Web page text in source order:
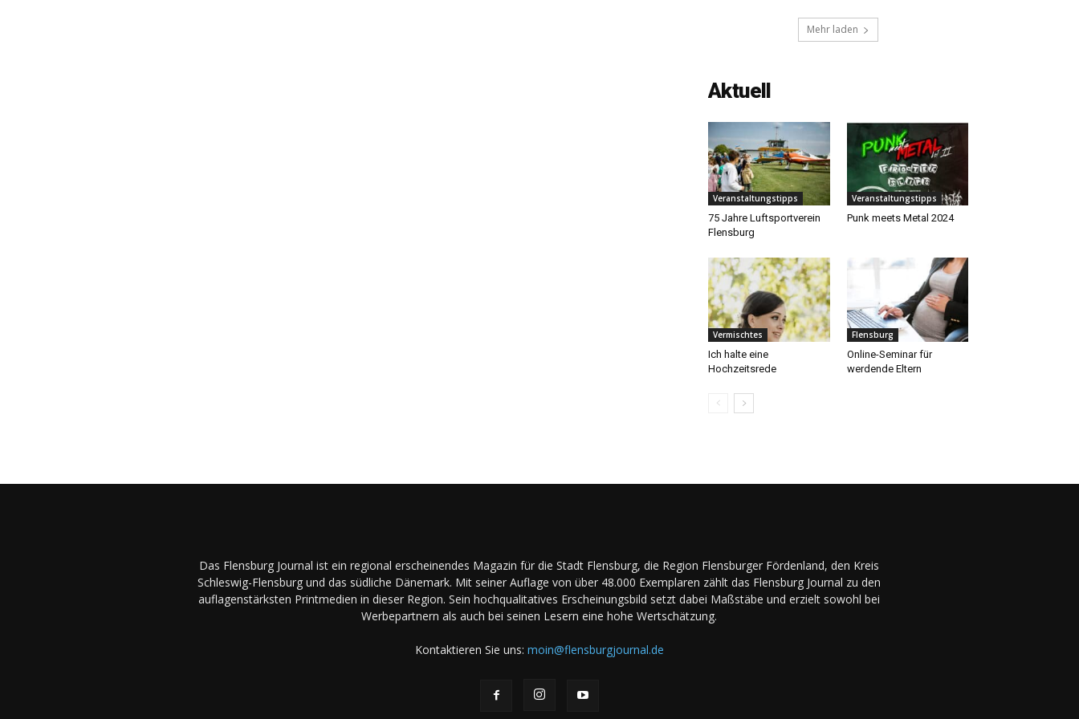
Mehr laden
Aktuell
Veranstaltungstipps
75 Jahre Luftsportverein
Flensburg
Veranstaltungstipps
Punk meets Metal 2024
Vermischtes
Ich halte eine
Hochzeitsrede
Flensburg
Online-Seminar für
werdende Eltern
Das Flensburg Journal ist ein regional erscheinendes Magazin für die Stadt Flensburg, die Region Flensburger Fördenland, den Kreis
Schleswig-Flensburg und das südliche Dänemark. Mit seiner Auflage von über 48.000 Exemplaren zählt das Flensburg Journal zu den
auflagenstärksten Printmedien in dieser Region. Sein hochqualitatives Erscheinungsbild setzt dabei Maßstäbe und erzielt sowohl bei
Werbepartnern als auch bei seinen Lesern eine hohe Wertschätzung.
Kontaktieren Sie uns: moin@flensburgjournal.de